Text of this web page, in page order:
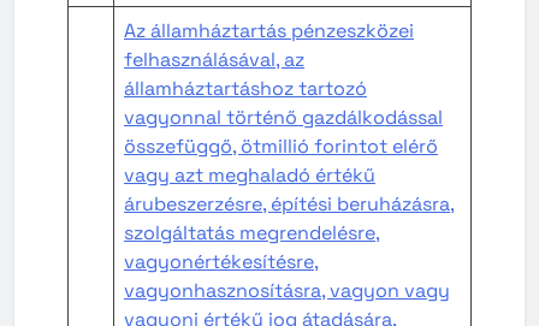
Az államháztartás pénzeszközei
felhasználásával, az
államháztartáshoz tartozó
vagyonnal történő gazdálkodással
összefüggő, ötmillió forintot elérő
vagy azt meghaladó értékű
árubeszerzésre, építési beruházásra,
szolgáltatás megrendelésre,
vagyonértékesítésre,
vagyonhasznosításra, vagyon vagy
vagyoni értékű jog átadására,